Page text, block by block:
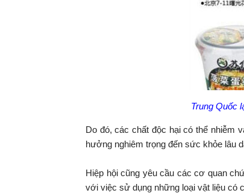
Trung Quốc
Do đó, các chất độc hại có thể nhiễm
hưởng nghiêm trọng đến sức khỏe lâu
Hiệp hội cũng yêu cầu các cơ quan
với việc sử dụng những loại vật liệu có